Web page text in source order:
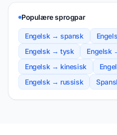
Populære sprogpar
Engelsk → spansk
Engelsk → tysk
Engelsk
Engelsk → kinesisk
Engelsk → russisk